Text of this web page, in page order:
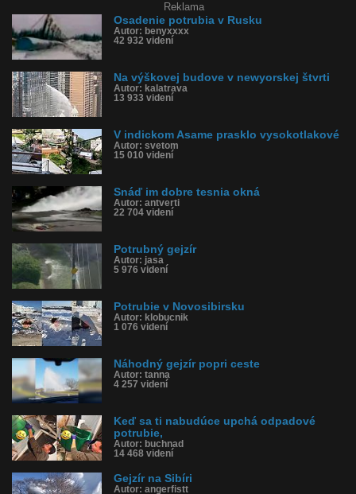
Reklama
Osadenie potrubia v Rusku
Autor: benyxxxx
42 932 videní
Na výškovej budove v newyorskej štvrti
Autor: kalatrava
13 933 videní
V indickom Asame prasklo vysokotlakové
Autor: svetom
15 010 videní
Snáď im dobre tesnia okná
Autor: antverti
22 704 videní
Potrubný gejzír
Autor: jasa
5 976 videní
Potrubie v Novosibirsku
Autor: klobucnik
1 076 videní
Náhodný gejzír popri ceste
Autor: tanna
4 257 videní
Keď sa ti nabudúce upchá odpadové
potrubie,
Autor: buchnad
14 468 videní
Gejzír na Sibíri
Autor: angerfistt